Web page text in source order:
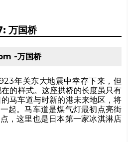
万国桥
-万国桥
年关东大地震中幸存下来，但
的样式。这座拱桥的长度虽只有
马车道与时新的港未来地区，将
起。马车道是煤气灯最初点亮街
，这里也是日本第一家冰淇淋店